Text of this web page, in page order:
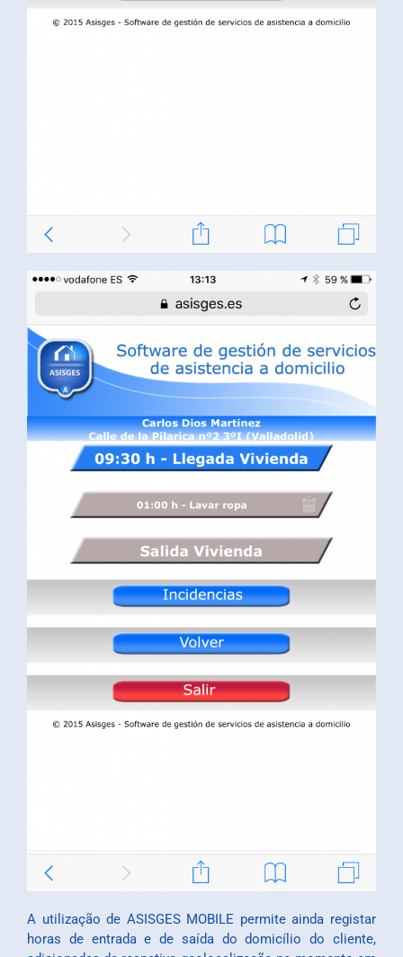
A utilização de ASISGES MOBILE permite ainda registar
horas de entrada e de saída do domicílio do cliente,